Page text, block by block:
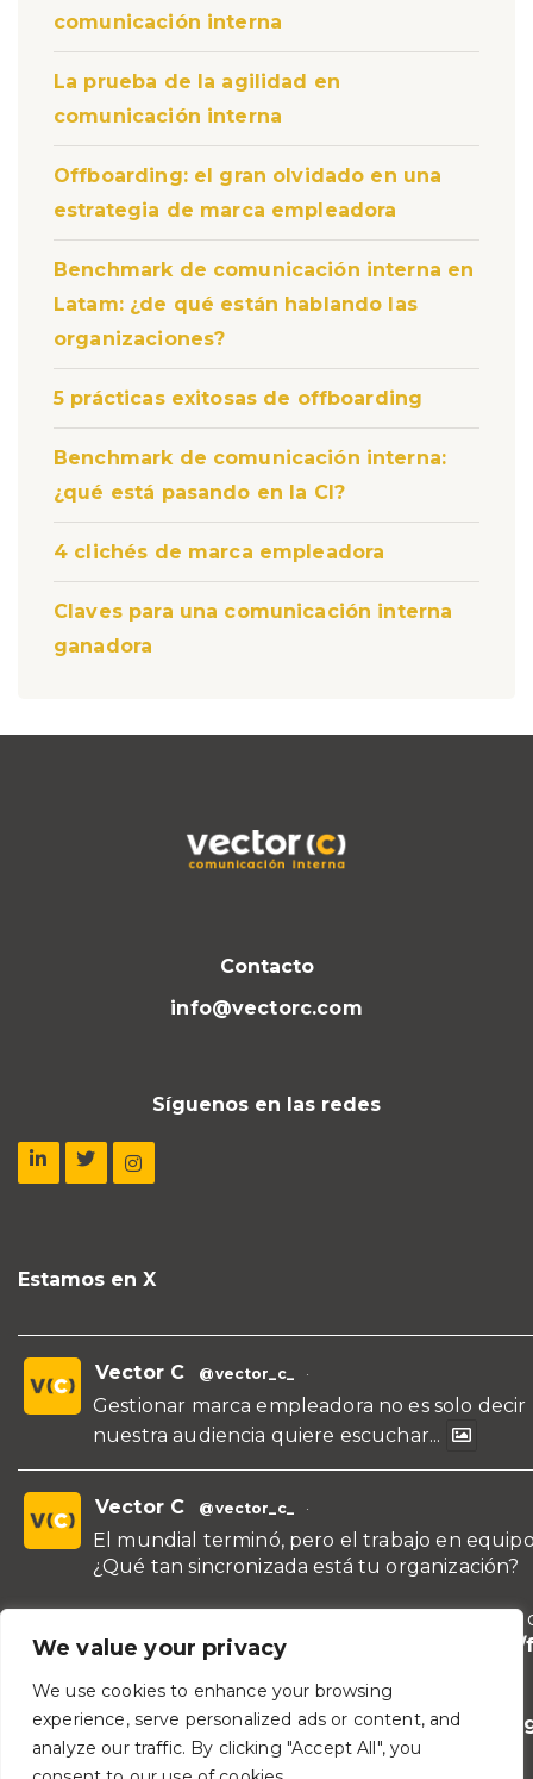
We value your privacy
We use cookies to enhance your browsing
experience, serve personalized ads or content, and
analyze our traffic. By clicking "Accept All", you
comunicación interna
La prueba de la agilidad en
comunicación interna
Offboarding: el gran olvidado en una
estrategia de marca empleadora
Benchmark de comunicación interna en
Latam: ¿de qué están hablando las
organizaciones?
5 prácticas exitosas de offboarding
Benchmark de comunicación interna:
¿qué está pasando en la CI?
4 clichés de marca empleadora
Claves para una comunicación interna
ganadora
Contacto
info@vectorc.com
Síguenos en las redes
Estamos en X
Vector C @vector_c_ ·
Gestionar marca empleadora no es solo
nuestra audiencia quiere escuchar...
Vector C @vector_c_ ·
El mundial terminó, pero el trabajo en
¿Qué tan sincronizada está tu organización?
¡Conoce nuestras propuestas de formación
para líderes y áreas!
https://
#TeamBuilding #Comunicación
#TrabajoEnEquipo